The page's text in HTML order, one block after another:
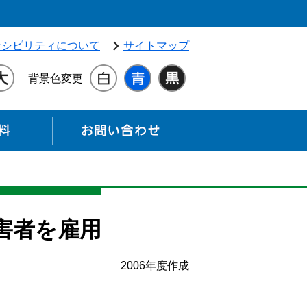
ビリティについて サイトマップ
背景色変更
各種資料
者を雇用
2006年度作成